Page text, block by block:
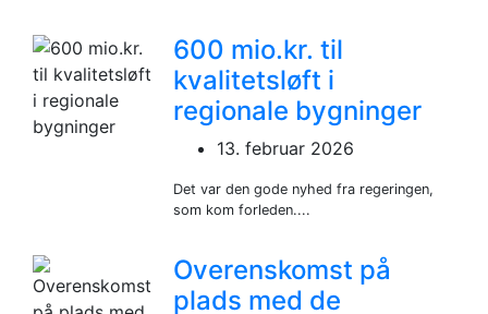
600 mio.kr. til
kvalitetsløft i
regionale bygninger
13. februar 2026
Det var den gode nyhed fra regeringen,
som kom forleden....
Overenskomst på
plads med de